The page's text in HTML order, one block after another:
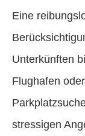
Eine
Unterkünften
Flughafen
stressigen